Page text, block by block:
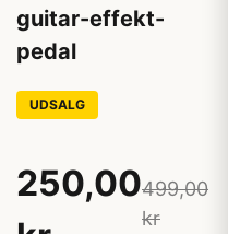
guitar-effekt-
pedal
UDSALG
250,00499,00
kr